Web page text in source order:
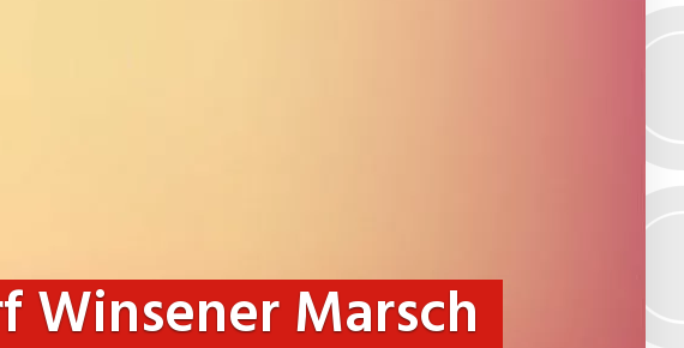
Winsener Marsch